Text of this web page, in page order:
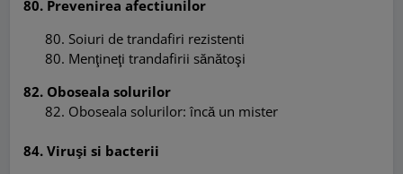
80. Prevenirea afectiunilor
80. Soiuri de trandafiri rezistenti
80. Menţineţi trandafirii sănătoşi
82. Oboseala solurilor
82. Oboseala solurilor: încă un mister
84. Viruşi si bacterii